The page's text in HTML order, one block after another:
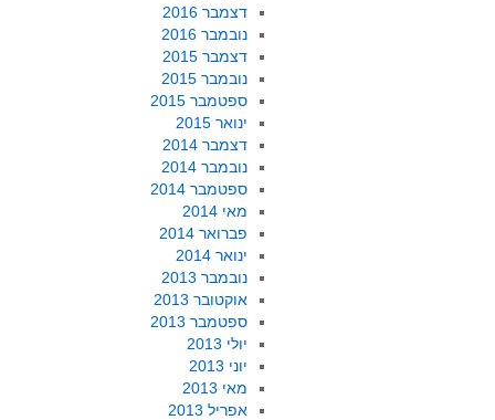
דצמבר 2016
נובמבר 2016
דצמבר 2015
נובמבר 2015
ספטמבר 2015
ינואר 2015
דצמבר 2014
נובמבר 2014
ספטמבר 2014
מאי 2014
פברואר 2014
ינואר 2014
נובמבר 2013
אוקטובר 2013
ספטמבר 2013
יולי 2013
יוני 2013
מאי 2013
אפריל 2013